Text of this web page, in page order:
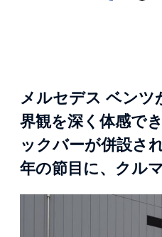
メルセデス ベンツ
界観を深く体感で
ックバーが併設さ
年の節目に、クル